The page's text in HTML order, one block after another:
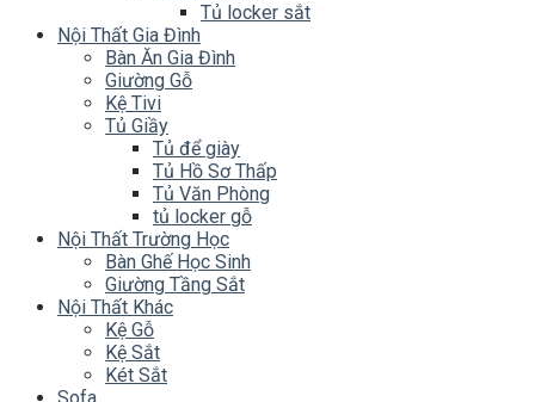
Tủ locker sắt
Nội Thất Gia Đình
Bàn Ăn Gia Đình
Giường Gỗ
Kệ Tivi
Tủ Giầy
Tủ để giày
Tủ Hồ Sơ Thấp
Tủ Văn Phòng
tủ locker gỗ
Nội Thất Trường Học
Bàn Ghế Học Sinh
Giường Tầng Sắt
Nội Thất Khác
Kệ Gỗ
Kệ Sắt
Két Sắt